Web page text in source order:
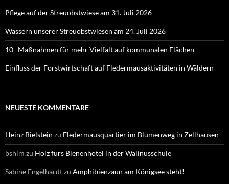
Pflege auf der Streuobstwiese am 31. Juli 2026
Wässern unserer Streuobstwiesen am 24. Juli 2026
10 Maßnahmen für mehr Vielfalt auf kommunalen Flächen
Einfluss der Forstwirtschaft auf Fledermausaktivitäten in Wäldern
NEUESTE KOMMENTARE
Heinz Bielstein zu Fledermausquartier im Blumenweg in Zellhausen
bshlm zu Holz fürs Bienenhotel in der Walinusschule
Sabine Engelhardtzu Amphibienzaun am Königsee steht!